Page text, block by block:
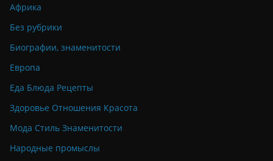
Африка
Без рубрики
Биографии, знаменитости
Европа
Еда Блюда Рецепты
Здоровье Отношения Красота
Мода Стиль Знаменитости
Народные промыслы